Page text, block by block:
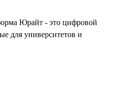
Юрайт - это цифровой
для университетов и